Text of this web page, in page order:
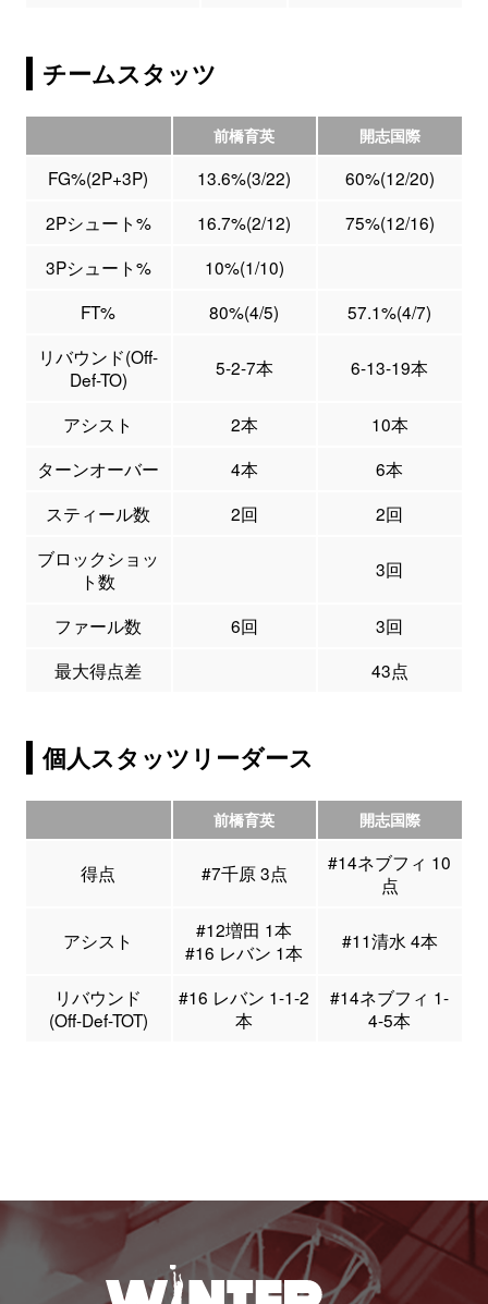
チームスタッツ
前橋育英 開志国際
FG%(2P+3P) 13.6%(3/22)
60%(12/20)
2Pシュート%
16.7%(2/12)
75%(12/16)
3Pシュート%
10%(1/10)
FT%
80%(4/5)
57.1%(4/7)
リバウンド(Off-
Def-TO)
5-2-7本 6-13-19本
アシスト 2本
10本
ターンオーバー
4本
6本
スティール数
2回
2回
ブロックショッ
ト数
3回
ファール数 6回
3回
最大得点差
43点
個人スタッツリーダース
前橋育英 開志国際
得点 #7千原 3点
#14ネブフィ 10
点
アシスト
#12増田 1本
#16 レバン 1本
#11清水 4本
リバウンド
(Off-Def-TOT)
#16 レバン 1-1-2
本
#14ネブフィ 1-
4-5本